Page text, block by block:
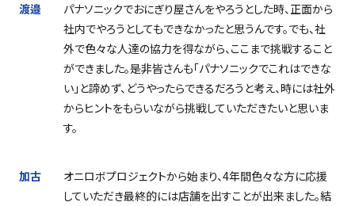
渡邉
パナソニックでおにぎり屋さんをやろうとした時、正面から
社内でやろうとしてもできなかったと思うんです。でも、社
外で色々な人達の協力を得ながら、ここまで挑戦すること
ができました。是非皆さんも「パナソニックでこれはできな
い」と諦めず、どうやったらできるだろうと考え、時には社外
からヒントをもらいながら挑戦していただきたいと思いま
す。
加古 オニロボプロジェクトから始まり、4年間色々な方に応援
していただき最終的には店舗を出すことが出来ました。結